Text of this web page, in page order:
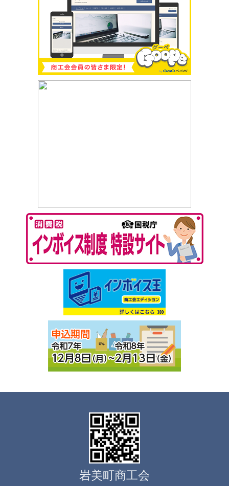
岩美町商工会